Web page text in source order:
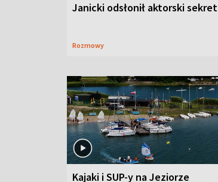
Janicki odsłonił aktorski sekret
Rozmowy
Kajaki i SUP-y na Jeziorze